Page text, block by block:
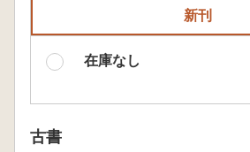
新刊
在庫なし
古書